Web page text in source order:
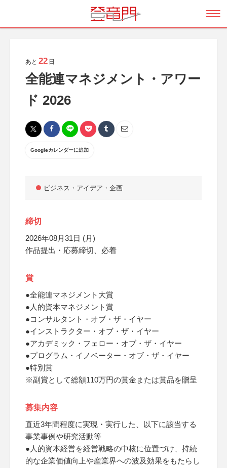
あと 22 日
全能連マネジメント・アワー
ド 2026
Googleカレンダーに追加
ビジネス・アイデア・企画
締切
2026年08月31日 (月)
作品提出・応募締切、必着
賞
●全能連マネジメント大賞
●人的資本マネジメント賞
●コンサルタント・オブ・ザ・イヤー
●インストラクター・オブ・ザ・イヤー
●アカデミック・フェロー・オブ・ザ・イヤー
●プログラム・イノベーター・オブ・ザ・イヤー
●特別賞
※副賞として総額110万円の賞金または賞品を贈呈
募集内容
直近3年間程度に実現・実行した、以下に該当する
事業事例や研究活動等
●人的資本経営を経営戦略の中核に位置づけ、持続
的な企業価値向上や産業界への波及効果をもたらし